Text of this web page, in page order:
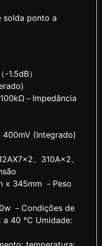
solda ponto a
1.5dB）
－Impedância
400mV (Integrado)
、310A×2、
x 345mm －Peso
－Condições de
a 40 ℃ Umidade: